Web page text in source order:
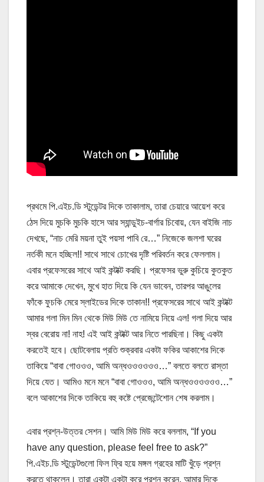
প্রথমে পি.এইচ.ডি স্টুডেন্টর দিকে তাকালাম, তারা চেয়ারে আয়েশ করে
ঠেস দিয়ে মুচকি মুচকি হাসে আর স্যান্ডুইচ-বার্গার চিবোয়, যেন বাইজি নাচ
দেখছে, “নাচ মেরি ময়না তুই পয়সা পাবি রে…” নিজেকে জলশা ঘরের
নর্তকী মনে হচ্ছিল!! সাথে সাথে চোখের দৃষ্টি পরিবর্তন করে ফেললাম।
এবার প্রফেসরের সাথে আই কন্টাক্ট করছি। প্রফেসর ভুরু কুচিয়ে কুতকুত
করে আমাকে দেখেন, মুখে হাত দিয়ে কি যেন ভাবেন, তারপর আঙুলের
ফাঁকে ফুচকি মেরে স্লাইডের দিকে তাকান!! প্রফেসরের সাথে আই কন্টাক্ট
আমার গলা মিন মিন থেকে মিউ মিউ তে নামিয়ে নিয়ে এল! গলা দিয়ে আর
স্বর বেরোয় না! নাহ! এই আই কন্টাক্ট আর নিতে পারছিনা। কিছু একটা
করতেই হবে। ছোটবেলায় প্রতি শুক্রবার একটা ফকির আকাশের দিকে
তাকিয়ে “বাবা গোওওও, আমি অন্ধওওওওওও…” বলতে বলতে রাস্তা
দিয়ে যেত। আমিও মনে মনে “বাবা গোওওও, আমি অন্ধওওওওওও…”
বলে আকাশের দিকে তাকিয়ে বহু কষ্টে প্রেজেন্টেশোন শেষ করলাম।
এবার প্রশ্ন-উত্তর সেশন। আমি মিউ মিউ করে বললাম, “If you
have any question, please feel free to ask?”
পি.এইচ.ডি স্টুডেন্টগুলো ফিল ফ্রি হয়ে মঙ্গল গ্রহের মাটি খুঁড়ে প্রশ্ন
করতে থাকলেন। তারা একটা একটা করে প্রশ্ন করেন, আমার দিকে